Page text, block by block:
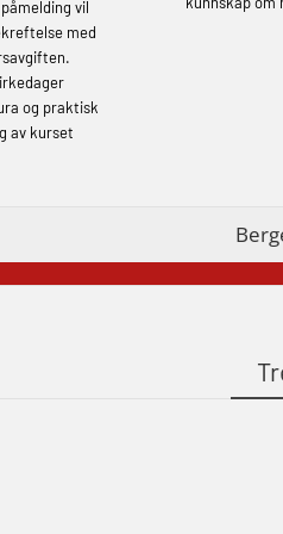
inkl pustelunge
(OSEBLE018)
Escape incl.
Training for the
vil
med
og praktisk
av kurset